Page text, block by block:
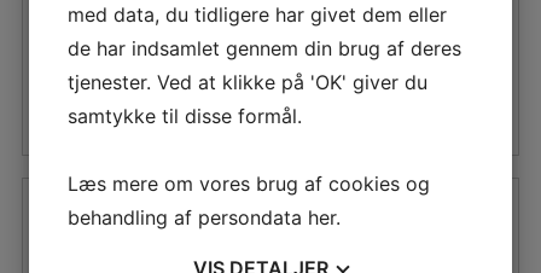
250,00DKK
Den
oprindelige
pris
243,75DKKDen
aktuelle
med data, du tidligere har givet dem eller
de har indsamlet gennem din brug af deres
tjenester. Ved at klikke på 'OK' giver du
samtykke til disse formål.
Læs mere om vores brug af cookies og
behandling af persondata her.
VIS DETALJER